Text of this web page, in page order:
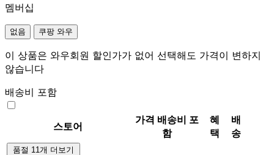
멤버십
없음 쿠팡 와우
이 상품은 와우회원 할인가가 없어 선택해도 가격이 변하지
않습니다
배송비 포함
스토어
가격 배송비 포
함
혜
택
배
송
품절 11개 더보기